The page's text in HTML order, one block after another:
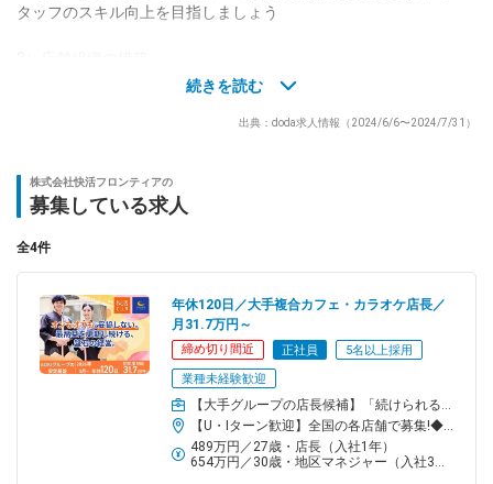
タッフのスキル向上を目指しましょう
⇒管理店舗数は5店舗～6店舗ほど。店舗ごとの客層や需要はさま
1日1店舗、ときには複数店舗巡回することもあります。
店舗ごとの目標があり、その達成に向けた課題改善打合せを定期
的にチーフ（アルバイト）と行ない、店舗のクオリティを向上さ
せます。
と共有し改善していく取り組みが不可欠です！各店舗のスタッフ
にしっかりと落とし込み、一人ひとりが同じ水準で対応できるよ
うにしっかりと教育していきましょう。
入社後は導入研修を実施予定です。その後は自宅近辺の店舗で研
続きを読む
出典：doda求人情報（2024/6/6〜2024/7/31）
株式会社快活フロンティアの
募集している求人
全4件
年休120日／大手複合カフェ・カラオケ店長／
月31.7万円～
締め切り間近 正社員
5名以上採用
業種未経験歓迎
【大手グループの店長候補】「続けられる仕組み」が整っているからこそ、長く活躍できる
【U・Iターン歓迎】全国の各店舗で募集!◆全国の快活CLUB、コート・ダジュールの各店舗(北海道エリア・東北エリア・関東エリア・中部エリア・近畿エリア・中国エリア・四国エリア・九州エリア)◆本社:神奈川県横浜市都筑区北山田3-1-50<アクセス>横浜市営地下鉄グリーンライン「北山田」駅より徒歩7分※受動喫煙対策:屋内喫煙可能場所あり
489万円／27歳・店長（入社1年）
654万円／30歳・地区マネジャー（入社3年）